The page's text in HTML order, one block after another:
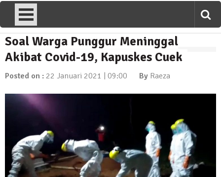
News Flash
Polres Lamteng Gelar Upacara
Peringatan Hari Pahlawan, Teladani
Semangat Pengorbanan untuk Bangsa
Balai Kampung Pujobasuki, Tuntut
Kadus Untuk Mundur
4 September 2025 | 15:40
News Flash
iklan ucapan HUT RI
Soal Warga Punggur Meninggal
Akibat Covid-19, Kapuskes Cuek
Posted on : 22 Januari 2021 | 09:00 By Raeza